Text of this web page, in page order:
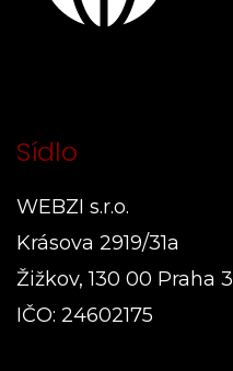
Sídlo
WEBZI s.r.o.
Krásova 2919/31a
Žižkov, 130 00 Praha 3
IČO: 24602175